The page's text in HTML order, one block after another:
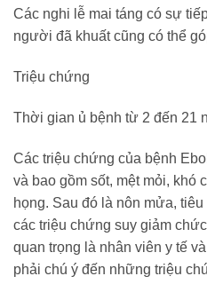
Các nghi lễ mai táng có sự
người đã khuất cũng có thể
Triệu chứng
Thời gian ủ bệnh từ 2 đến 21
Các triệu chứng của bệnh
và bao gồm sốt, mệt mỏi, khó
họng. Sau đó là nôn mửa,
các triệu chứng suy giảm
quan trọng là nhân viên y tế
phải chú ý đến những triệu